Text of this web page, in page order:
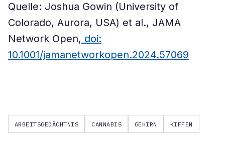
Quelle: Joshua Gowin (University of
Colorado, Aurora, USA) et al., JAMA
Network Open, doi:
10.1001/jamanetworkopen.2024.57069
ARBEITSGEDÄCHTNIS CANNABIS GEHIRN KIFFEN